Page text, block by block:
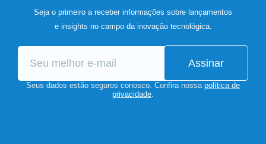
Seja o primeiro a receber informações sobre lançamentos
e insights no campo da inovação tecnológica.
Assinar
Seus dados estão seguros conosco. Confira nossa política de
privacidade.